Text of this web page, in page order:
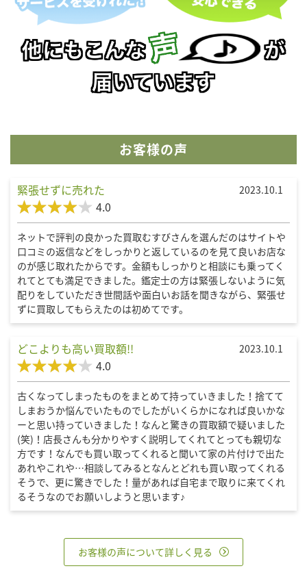
お客様の声
緊張せずに売れた
4.0
2023.10.1
ネットで評判の良かった買取むすびさんを選んだのはサイトや
口コミの返信などをしっかりと返しているのを見て良いお店な
のが感じ取れたからです。金額もしっかりと相談にも乗ってく
れてとても満足できました。鑑定士の方は緊張しないように気
配りをしていただき世間話や面白いお話を聞きながら、緊張せ
ずに買取してもらえたのは初めてです。
どこよりも高い買取額!!
4.0
2023.10.1
古くなってしまったものをまとめて持っていきました！捨てて
しまおうか悩んでいたものでしたがいくらかになれば良いかな
ーと思い持っていきました！なんと驚きの買取額で疑いました
(笑)！店長さんも分かりやすく説明してくれてとっても親切な
方です！なんでも買い取ってくれると聞いて家の片付けで出た
あれやこれや…相談してみるとなんとどれも買い取ってくれる
そうで、更に驚きでした！量があれば自宅まで取りに来てくれ
るそうなのでお願いしようと思います♪
お客様の声について詳しく見る